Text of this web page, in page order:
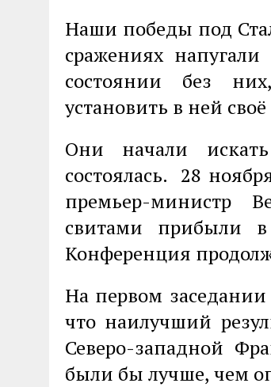
Наши победы под
сражениях
состоянии без
установить в ней
Они начали
состоялась. 28
премьер-министр
свитами прибыли
Конференция
На первом
что наилучший
Северо-западной
были бы лучше, чем